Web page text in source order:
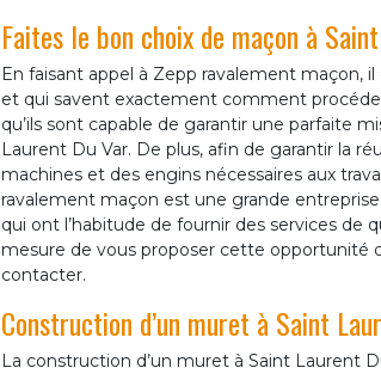
Faites le bon choix de maçon à
En faisant appel à Zepp ravalement maçon,
et qui savent exactement comment
qu’ils sont capable de garantir une parfaite
Laurent Du Var. De plus, afin de garantir la
machines et des engins nécessaires aux
ravalement maçon est une grande
qui ont l’habitude de fournir des services de
mesure de vous proposer cette opportunité
contacter.
Construction d’un muret à Saint
La construction d’un muret à Saint Laurent